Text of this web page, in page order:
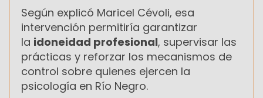
Según explicó Maricel Cévoli, esa
intervención permitiría garantizar
la idoneidad profesional, supervisar las
prácticas y reforzar los mecanismos de
control sobre quienes ejercen la
psicología en Río Negro.